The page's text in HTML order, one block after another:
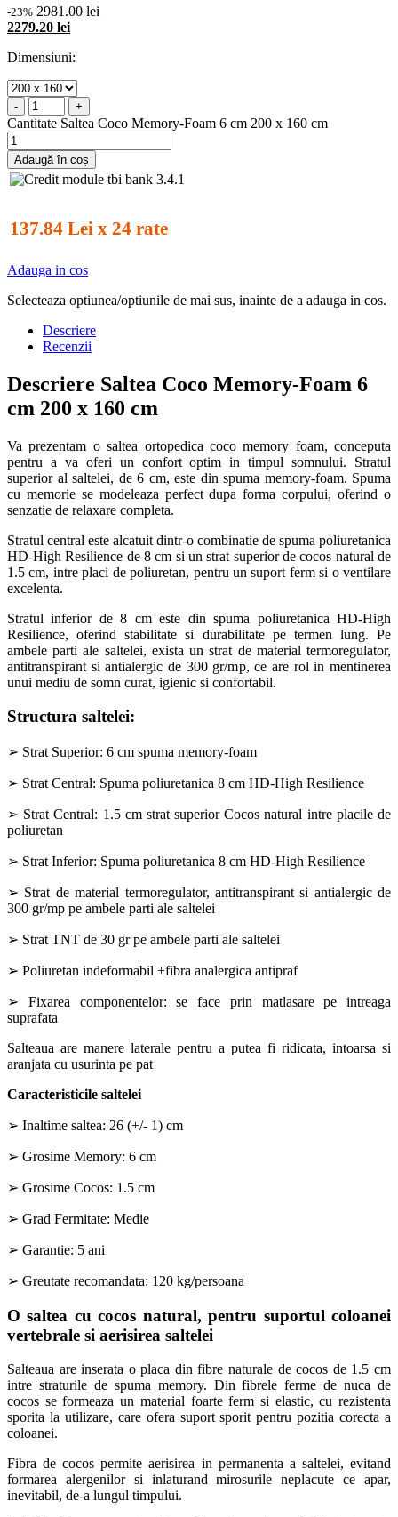
-23% 2981.00 lei
2279.20 lei
Dimensiuni:
- +
Cantitate Saltea Coco Memory-Foam 6 cm 200 x 160 cm
Adaugă în coș
137.84 Lei x 24 rate
Adauga in cos
Selecteaza optiunea/optiunile de mai sus, inainte de a adauga in cos.
Descriere
Recenzii
Descriere Saltea Coco Memory-Foam 6
cm 200 x 160 cm
Va prezentam o saltea ortopedica coco memory foam, conceputa
pentru a va oferi un confort optim in timpul somnului. Stratul
superior al saltelei, de 6 cm, este din spuma memory-foam. Spuma
cu memorie se modeleaza perfect dupa forma corpului, oferind o
senzatie de relaxare completa.
Stratul central este alcatuit dintr-o combinatie de spuma poliuretanica
HD-High Resilience de 8 cm si un strat superior de cocos natural de
1.5 cm, intre placi de poliuretan, pentru un suport ferm si o ventilare
excelenta.
Stratul inferior de 8 cm este din spuma poliuretanica HD-High
Resilience, oferind stabilitate si durabilitate pe termen lung. Pe
ambele parti ale saltelei, exista un strat de material termoregulator,
antitranspirant si antialergic de 300 gr/mp, ce are rol in mentinerea
unui mediu de somn curat, igienic si confortabil.
Structura saltelei:
➢ Strat Superior: 6 cm spuma memory-foam
➢ Strat Central: Spuma poliuretanica 8 cm HD-High Resilience
➢ Strat Central: 1.5 cm strat superior Cocos natural intre placile de
poliuretan
➢ Strat Inferior: Spuma poliuretanica 8 cm HD-High Resilience
➢ Strat de material termoregulator, antitranspirant si antialergic de
300 gr/mp pe ambele parti ale saltelei
➢ Strat TNT de 30 gr pe ambele parti ale saltelei
➢ Poliuretan indeformabil +fibra analergica antipraf
➢ Fixarea componentelor: se face prin matlasare pe intreaga
suprafata
Salteaua are manere laterale pentru a putea fi ridicata, intoarsa si
aranjata cu usurinta pe pat
Caracteristicile saltelei
➢ Inaltime saltea: 26 (+/- 1) cm
➢ Grosime Memory: 6 cm
➢ Grosime Cocos: 1.5 cm
➢ Grad Fermitate: Medie
➢ Garantie: 5 ani
➢ Greutate recomandata: 120 kg/persoana
O saltea cu cocos natural, pentru suportul coloanei
vertebrale si aerisirea saltelei
Salteaua are inserata o placa din fibre naturale de cocos de 1.5 cm
intre straturile de spuma memory. Din fibrele ferme de nuca de
cocos se formeaza un material foarte ferm si elastic, cu rezistenta
sporita la utilizare, care ofera suport sporit pentru pozitia corecta a
coloanei.
Fibra de cocos permite aerisirea in permanenta a saltelei, evitand
formarea alergenilor si inlaturand mirosurile neplacute ce apar,
inevitabil, de-a lungul timpului.